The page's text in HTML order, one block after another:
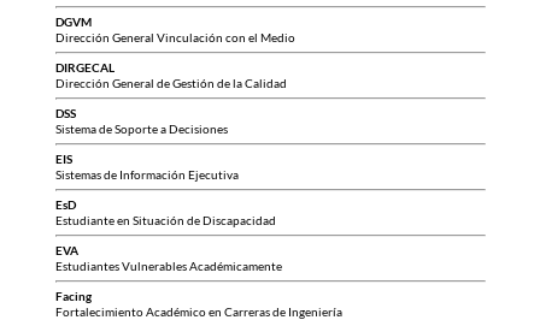
DGVM
Dirección General Vinculación con el Medio
DIRGECAL
Dirección General de Gestión de la Calidad
DSS
Sistema de Soporte a Decisiones
EIS
Sistemas de Información Ejecutiva
EsD
Estudiante en Situación de Discapacidad
EVA
Estudiantes Vulnerables Académicamente
Facing
Fortalecimiento Académico en Carreras de Ingeniería